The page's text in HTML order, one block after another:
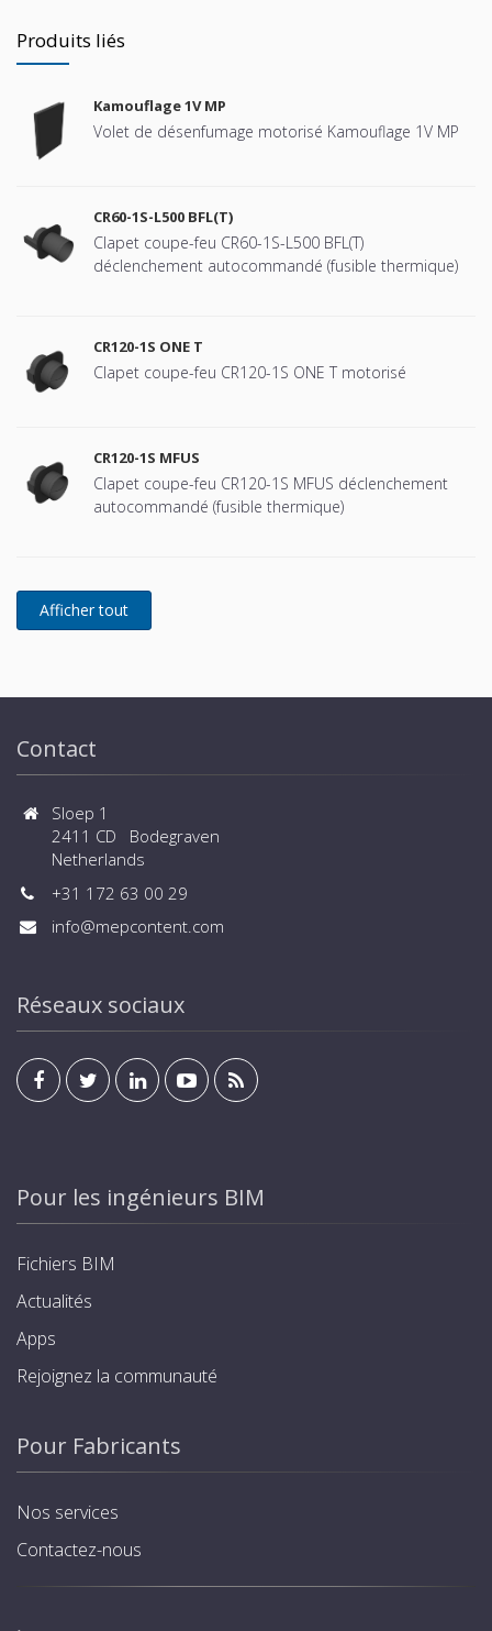
Produits liés
Kamouflage 1V MP
Volet de désenfumage motorisé Kamouflage 1V MP
CR60-1S-L500 BFL(T)
Clapet coupe-feu CR60-1S-L500 BFL(T)
déclenchement autocommandé (fusible thermique)
CR120-1S ONE T
Clapet coupe-feu CR120-1S ONE T motorisé
CR120-1S MFUS
Clapet coupe-feu CR120-1S MFUS déclenchement
autocommandé (fusible thermique)
Contact
Sloep 1
2411 CD Bodegraven
Netherlands
+31 172 63 00 29
info@mepcontent.com
Réseaux sociaux
Pour les ingénieurs BIM
Fichiers BIM
Actualités
Apps
Rejoignez la communauté
Pour Fabricants
Nos services
Contactez-nous